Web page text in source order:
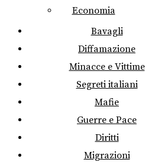
Economia
Bavagli
Diffamazione
Minacce e Vittime
Segreti italiani
Mafie
Guerre e Pace
Diritti
Migrazioni